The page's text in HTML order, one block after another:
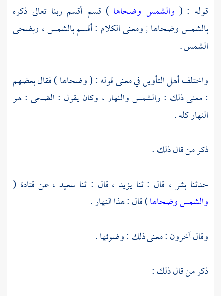
قوله : ( والشمس وضحاها ) قسم أقسم ربنا تعالى ذكره
بالشمس وضحاها ; ومعنى الكلام : أقسم بالشمس ، وبضحى
الشمس .
واختلف أهل التأويل في معنى قوله : ( وضحاها ) فقال بعضهم
: معنى ذلك : والشمس والنهار ، وكان يقول : الضحى : هو
النهار كله .
ذكر من قال ذلك :
حدثنا بشر ، قال : ثنايزيد ، قال : ثنا سعيد ،عن قتادة (
والشمس وضحاها) قال : هذا النهار .
وقال آخرون : معنى ذلك : وضوئها .
ذكر من قال ذلك :